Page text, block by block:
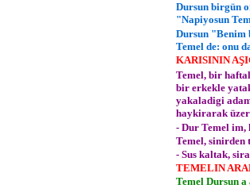
Dursun birgün
"Napiyosun
Dursun "Benim
Temel de: onu
KARISININ
Temel, bir
bir erkekle
yakaladigi
haykirarak
- Dur Temel im,
Temel,
- Sus kaltak,
TEMELIN
Temel Dursun a